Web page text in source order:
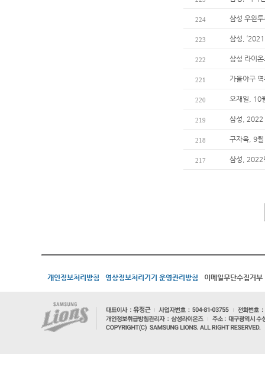
224 삼성 우완
223 삼성,
222 삼성 라이
221 가을야구
220 오재일, 10
219 삼성, 2022
218 구자욱, 9
217 삼성, 2022
개인정보처리방침 영상정보처리기기 운영관리방침 이메일무단수집거부